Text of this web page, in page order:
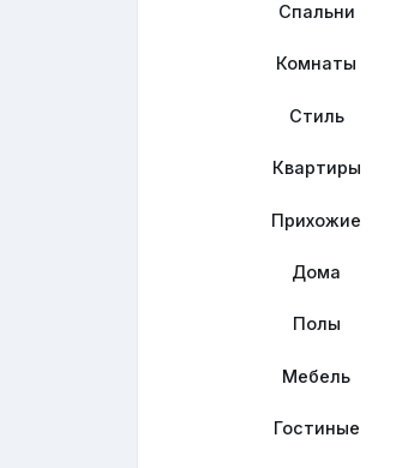
Спальни
Комнаты
Стиль
Квартиры
Прихожие
Дома
Полы
Мебель
Гостиные